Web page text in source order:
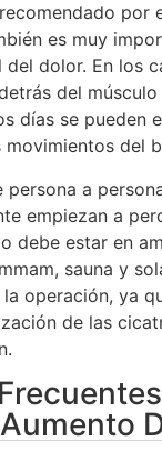
por
es muy
dolor. En los
del músculo
días se pueden
del
persona a
empiezan a
debe estar en
sauna y
operación, ya
de las